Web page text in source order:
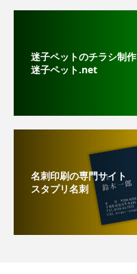
迷子ペットのチラシ制作
迷子ペット.net
名刺印刷の専門サイト
スタプリ名刺